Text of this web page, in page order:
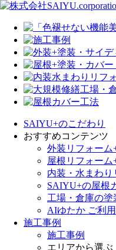
SAIYU+のこだわり
おすすめコンテンツ
外装リフォーム
屋根リフォーム
内装・水まわり
SAIYU+の屋根
工場・倉庫の塗
AIゆたか ご利
施工事例
施工事例
エリアから選ぶ